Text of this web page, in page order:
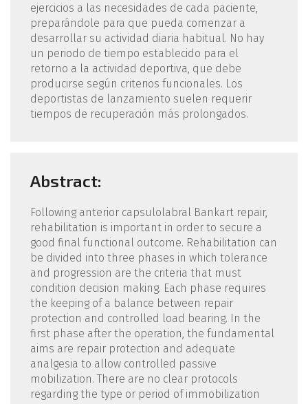
ejercicios a las necesidades de cada paciente,
preparándole para que pueda comenzar a
desarrollar su actividad diaria habitual. No hay
un periodo de tiempo establecido para el
retorno a la actividad deportiva, que debe
producirse según criterios funcionales. Los
deportistas de lanzamiento suelen requerir
tiempos de recuperación más prolongados.
Abstract:
Following anterior capsulolabral Bankart repair,
rehabilitation is important in order to secure a
good final functional outcome. Rehabilitation can
be divided into three phases in which tolerance
and progression are the criteria that must
condition decision making. Each phase requires
the keeping of a balance between repair
protection and controlled load bearing. In the
first phase after the operation, the fundamental
aims are repair protection and adequate
analgesia to allow controlled passive
mobilization. There are no clear protocols
regarding the type or period of immobilization